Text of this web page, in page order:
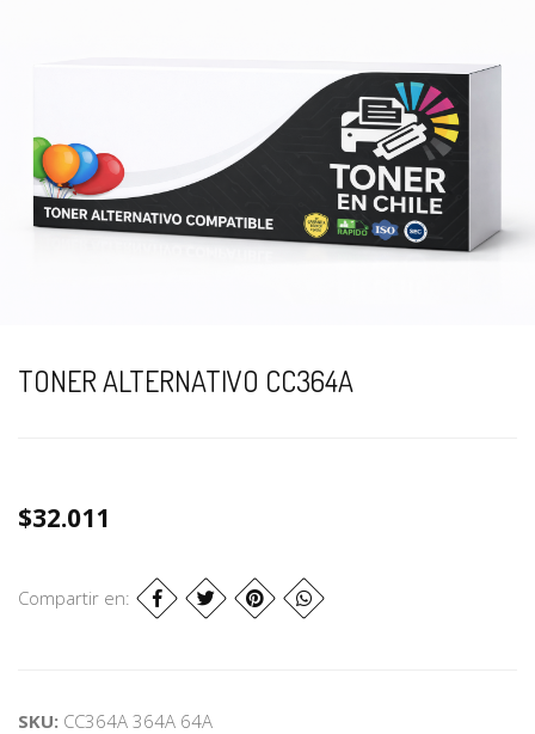
TONER ALTERNATIVO CC364A
$32.011
Compartir en:
SKU: CC364A 364A 64A